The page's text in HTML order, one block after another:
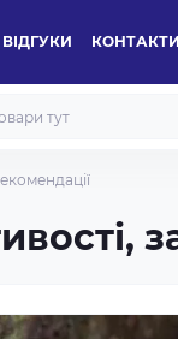
ВІДГУКИ КОНТАКТИ